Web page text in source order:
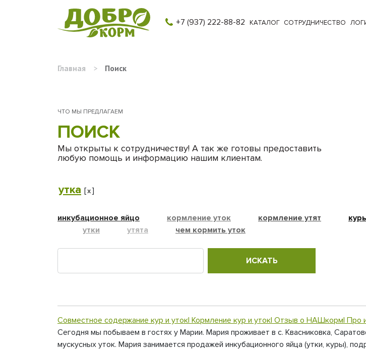
+7 (937) 222-88-82 КАТАЛОГ СОТРУДНИЧЕСТВО
Главная > Поиск
ЧТО МЫ ПРЕДЛАГАЕМ
ПОИСК
Мы открыты к сотрудничеству! А так же готовы предоставить
любую помощь и информацию нашим клиентам.
утка [x]
инкубационное яйцо кормление уток кормление утят
утки
утята чем кормить уток
Совместное содержание кур и уток| Кормление кур и уток| Отзыв о НАШкорм| Про
Сегодня мы побываем в гостях у Марии. Мария проживает в с. Квасниковка,
мускусных уток. Мария занимается продажей инкубационного яйца (утки, куры),